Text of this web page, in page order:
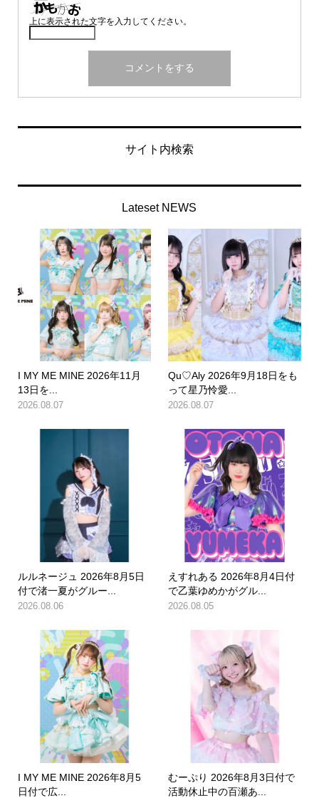
上に表示された文字を入力してください。
サイト内検索
Lateset NEWS
I MY ME MINE 2026年11月
13日を...
2026.08.07
Qu♡Aly 2026年9月18日をも
って星乃怜愛...
2026.08.07
ルルネージュ 2026年8月5日
付で渚一夏がグルー...
2026.08.06
えすれある 2026年8月4日付
で乙葉ゆめかがグル...
2026.08.05
I MY ME MINE 2026年8月5
日付で広...
むーぷり 2026年8月3日付で
活動休止中の百瀬あ...